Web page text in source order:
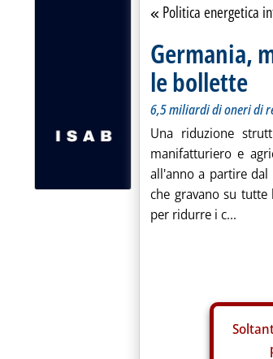
Torna alla sezione
Politica energetica
Germania,
le bollette
6,5 miliardi di oneri di
Una riduzione
manifatturiero e
all'anno a partire
che gravano su
per ridurre i c...